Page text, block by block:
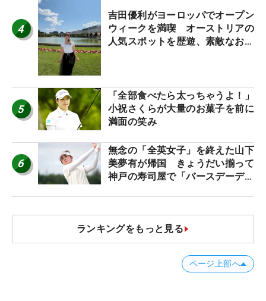
4
吉田優利がヨーロッパでオープン
ウィークを満喫 オーストリアの
人気スポットを歴遊、素敵なお土
5
「全部食べたら太っちゃうよ！」
小祝さくらが大量のお菓子を前に
満面の笑み
6
無念の「全英女子」を終えた山下
美夢有が帰国 きょうだい揃って
神戸の寿司屋で「バースデーディ
ランキングをもっと見る
ページ上部へ